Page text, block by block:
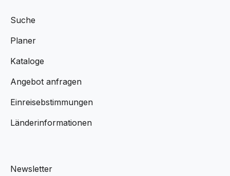
Suche
Planer
Kataloge
Angebot anfragen
Einreisebstimmungen
Länderinformationen
Newsletter